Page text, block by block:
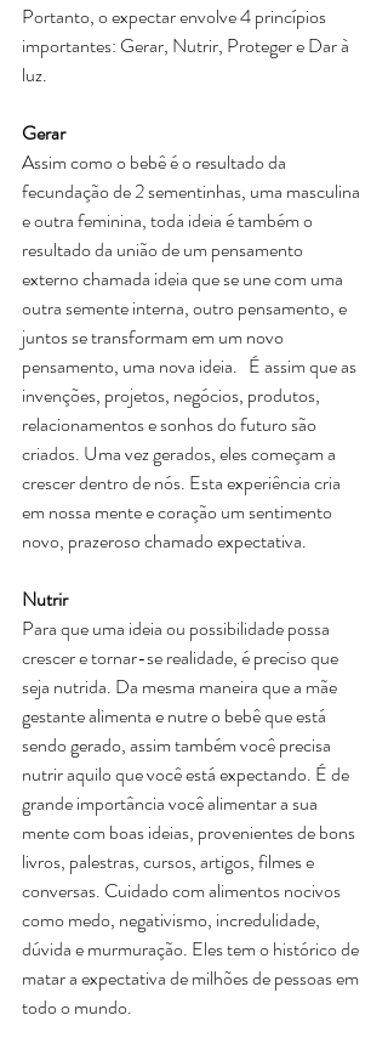
Portanto, o expectar envolve 4 princípios
importantes: Gerar, Nutrir, Proteger e Dar à
luz.
Gerar
Assim como o bebê é o resultado da
fecundação de 2 sementinhas, uma masculina
e outra feminina, toda ideia é também o
resultado da união de um pensamento
externo chamada ideia que se une com uma
outra semente interna, outro pensamento, e
juntos se transformam em um novo
pensamento, uma nova ideia.   É assim que as
invenções, projetos, negócios, produtos,
relacionamentos e sonhos do futuro são
criados. Uma vez gerados, eles começam a
crescer dentro de nós. Esta experiência cria
em nossa mente e coração um sentimento
novo, prazeroso chamado expectativa.
Nutrir
Para que uma ideia ou possibilidade possa
crescer e tornar-se realidade, é preciso que
seja nutrida. Da mesma maneira que a mãe
gestante alimenta e nutre o bebê que está
sendo gerado, assim também você precisa
nutrir aquilo que você está expectando. É de
grande importância você alimentar a sua
mente com boas ideias, provenientes de bons
livros, palestras, cursos, artigos, filmes e
conversas. Cuidado com alimentos nocivos
como medo, negativismo, incredulidade,
dúvida e murmuração. Eles tem o histórico de
matar a expectativa de milhões de pessoas em
todo o mundo.